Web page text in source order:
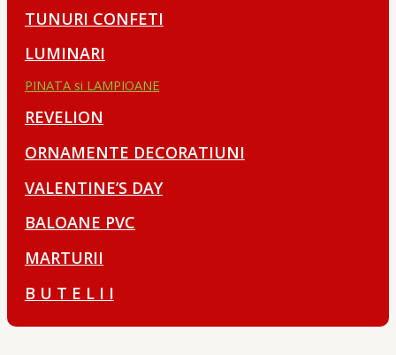
TUNURI CONFETI
LUMINARI
PINATA si LAMPIOANE
REVELION
ORNAMENTE DECORATIUNI
VALENTINE’S DAY
BALOANE PVC
MARTURII
B U T E L I I